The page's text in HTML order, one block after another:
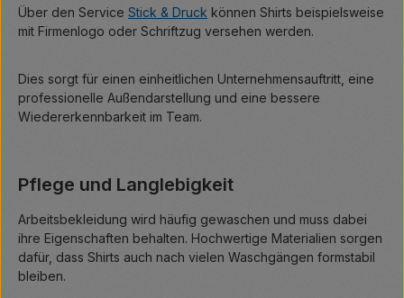
Über den Service Stick & Druck können Shirts beispielsweise
mit Firmenlogo oder Schriftzug versehen werden.
Dies sorgt für einen einheitlichen Unternehmensauftritt, eine
professionelle Außendarstellung und eine bessere
Wiedererkennbarkeit im Team.
Pflege und Langlebigkeit
Arbeitsbekleidung wird häufig gewaschen und muss dabei
ihre Eigenschaften behalten. Hochwertige Materialien sorgen
dafür, dass Shirts auch nach vielen Waschgängen formstabil
bleiben.